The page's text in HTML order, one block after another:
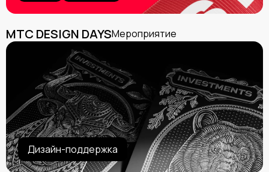
МТС DESIGN DAYSМероприятие
Дизайн-поддержка